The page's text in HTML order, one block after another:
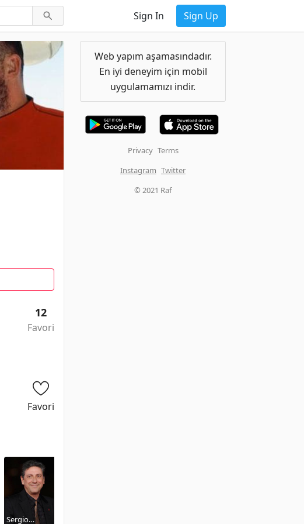
Sign In Sign Up
12
Favori
Favori
Sergio
Web yapım aşamasındadır.
En iyi deneyim için mobil
uygulamamızı indir.
Privacy Terms
Instagram Twitter
© 2021 Raf